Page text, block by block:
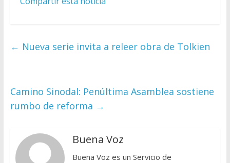
← Nueva serie invita a releer obra de Tolkien
Camino Sinodal: Penúltima Asamblea sostiene
rumbo de reforma →
Buena Voz
Buena Voz es un Servicio de